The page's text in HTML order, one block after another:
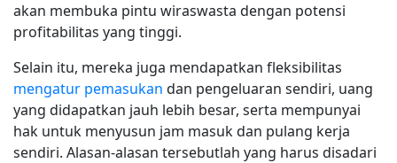
akan membuka pintu wiraswasta dengan potensi
profitabilitas yang tinggi.
Selain itu, mereka juga mendapatkan fleksibilitas
mengatur pemasukan dan pengeluaran sendiri, uang
yang didapatkan jauh lebih besar, serta mempunyai
hak untuk menyusun jam masuk dan pulang kerja
sendiri. Alasan-alasan tersebutlah yang harus disadari